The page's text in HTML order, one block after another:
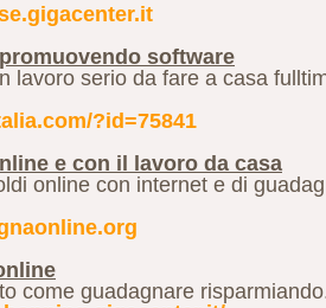
software
lavoro serio da fare a casa
?id=75841
e con il lavoro da casa
online con internet e di
come guadagnare